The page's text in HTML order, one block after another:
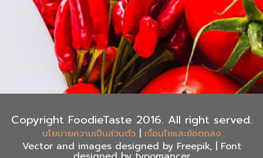
Copyright FoodieTaste 2016. All right served.
นโยบายความเป็นส่วนตัว | เงื่อนไขและข้อตกลง
Vector and images designed by Freepik, | Font